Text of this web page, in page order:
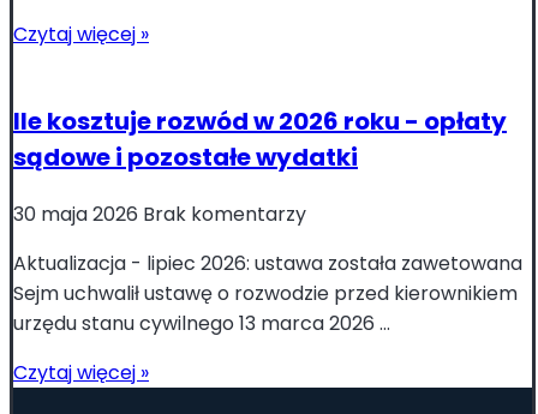
Czytaj więcej »
Ile kosztuje rozwód w 2026 roku - opłaty
sądowe i pozostałe wydatki
30 maja 2026 Brak komentarzy
Aktualizacja - lipiec 2026: ustawa została zawetowana
Sejm uchwalił ustawę o rozwodzie przed kierownikiem
urzędu stanu cywilnego 13 marca 2026 ...
Czytaj więcej »